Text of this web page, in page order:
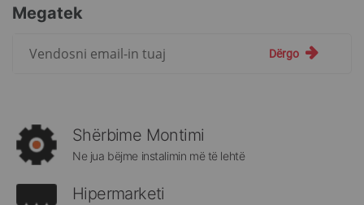
Megatek
rreth
Megatek:
Dërgo
Shërbime Montimi
Ne jua bëjme instalimin më të lehtë
Hipermarketi